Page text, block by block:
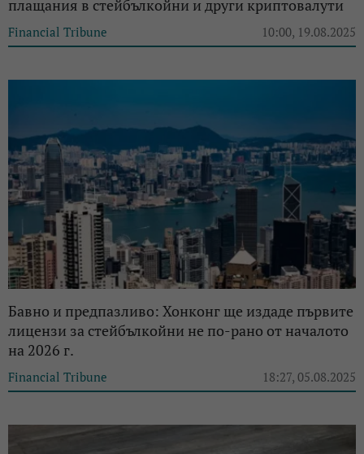
плащания в стейбълкойни и други криптовалути
Financial Tribune 10:00, 19.08.2025
Бавно и предпазливо: Хонконг ще издаде първите
лицензи за стейбълкойни не по-рано от началото
на 2026 г.
Financial Tribune 18:27, 05.08.2025